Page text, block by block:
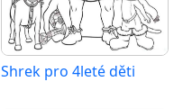
Shrek pro 4leté děti